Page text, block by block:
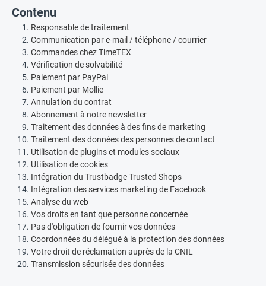
Contenu
Responsable de traitement
Communication par e-mail / téléphone / courrier
Commandes chez TimeTEX
Vérification de solvabilité
Paiement par PayPal
Paiement par Mollie
Annulation du contrat
Abonnement à notre newsletter
Traitement des données à des fins de marketing
Traitement des données des personnes de contact
Utilisation de plugins et modules sociaux
Utilisation de cookies
Intégration du Trustbadge Trusted Shops
Intégration des services marketing de Facebook
Analyse du web
Vos droits en tant que personne concernée
Pas d'obligation de fournir vos données
Coordonnées du délégué à la protection des données
Votre droit de réclamation auprès de la CNIL
Transmission sécurisée des données